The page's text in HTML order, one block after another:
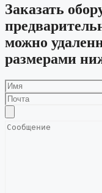
Заказать
можно
размерами